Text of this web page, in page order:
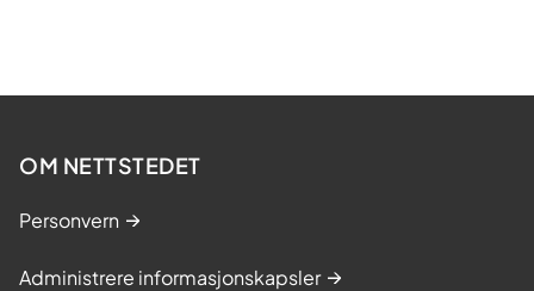
OM NETTSTEDET
Personvern
Administrere informasjonskapsler